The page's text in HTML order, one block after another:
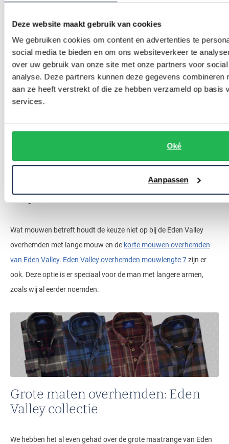
Deze website maakt gebruik van cookies
We gebruiken cookies om content en advertenties te
social media te bieden en om ons websiteverkeer te
over uw gebruik van onze site met onze partners voor
analyse. Deze partners kunnen deze gegevens combineren
aan ze heeft verstrekt of die ze hebben verzameld op basis
services.
Oké
Aanpassen
Bent u op zoek naar een casual overhemd, gewoon om in uw vrije
tijd te dragen? Kies dan voor een van de geruite Eden Valley
overhemden. Voor de ultieme casual look draagt u deze met een
spijkerbroek en sneakers. Een spijkerjas of leren jack eroverheen
We willen u er graag op attenderen dat Eden Valley niet alleen
overhemden heeft voor iedere gelegenheid, maar ook voor ieder
met korte mouwen. Deze stof is lekker
Wat mouwen betreft houdt de keuze niet op bij de Eden Valley
overhemden met lange mouw en de korte mouwen overhemden
van Eden Valley. Eden Valley overhemden mouwlengte 7zijn er
ook. Deze optie is er speciaal voor de man met langere armen,
zoals wij al eerder noemden.
Grote maten overhemden: Eden
Valley collectie
We hebben het al even gehad over de grote maatrange van Eden